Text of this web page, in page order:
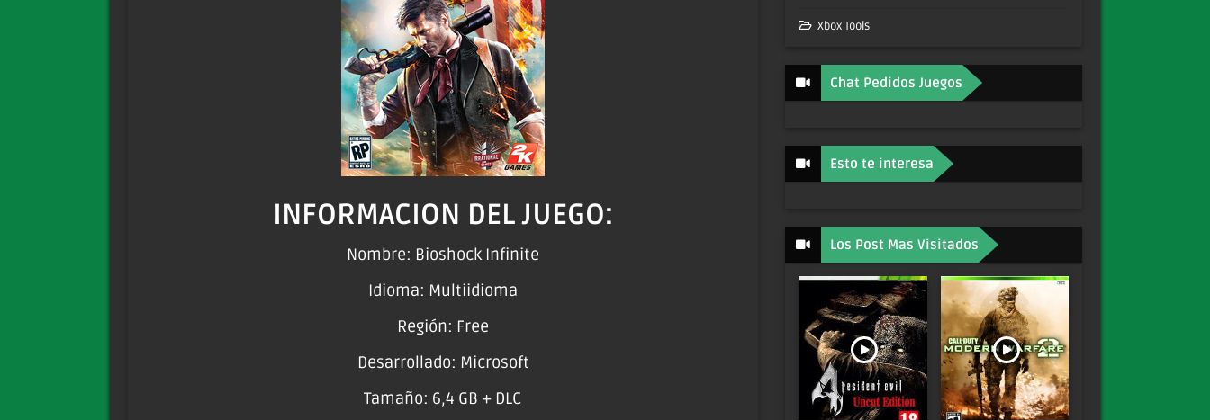
INFORMACION DEL JUEGO:
Nombre: Bioshock Infinite
Idioma: Multiidioma
Región: Free
Desarrollado: Microsoft
Tamaño: 6,4 GB + DLC
Xbox Tools
Chat Pedidos Juegos
Esto te interesa
Los Post Mas Visitados